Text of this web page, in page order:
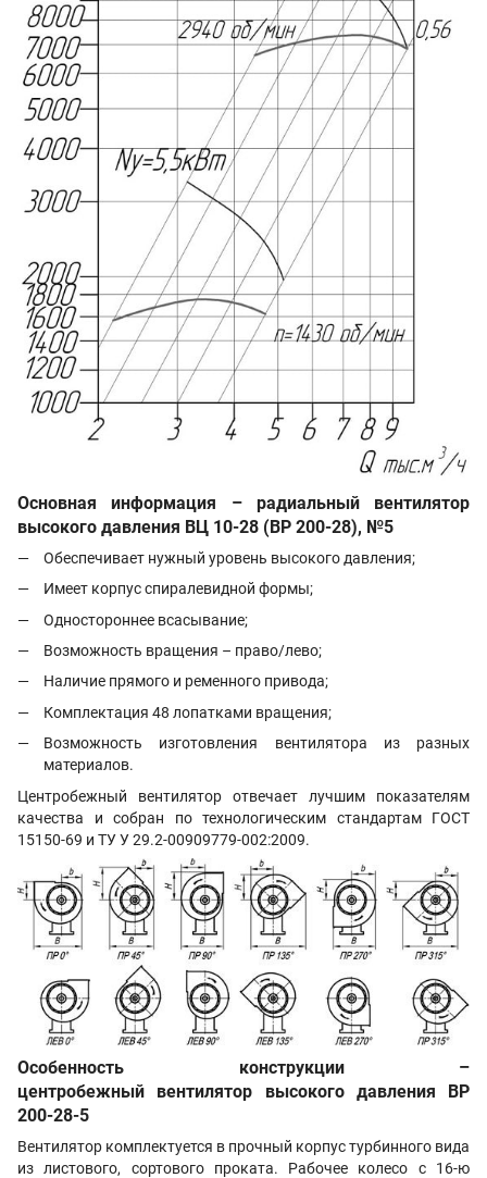
Основная информация – радиальный вентилятор
высокого давления ВЦ 10-28 (ВР 200-28), №5
Обеспечивает нужный уровень высокого давления;
Имеет корпус спиралевидной формы;
Одностороннее всасывание;
Возможность вращения – право/лево;
Наличие прямого и ременного привода;
Комплектация 48 лопатками вращения;
Возможность изготовления вентилятора из разных
материалов.
Центробежный вентилятор отвечает лучшим показателям
качества и собран по технологическим стандартам ГОСТ
15150-69 и ТУ У 29.2-00909779-002:2009.
Особенность конструкции –
центробежный вентилятор высокого давления ВР
200-28-5
Вентилятор комплектуется в прочный корпус турбинного вида
из листового, сортового проката. Рабочее колесо с 16-ю